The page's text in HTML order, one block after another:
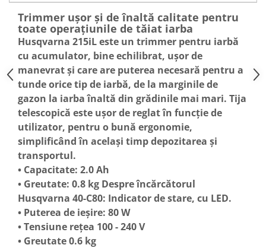
Rulmenti
Tobe esapament
Volanta
Trimmer ușor și de înaltă calitate pentru
toate operațiunile de tăiat iarba
Husqvarna 215iL este un trimmer pentru iarbă
cu acumulator, bine echilibrat, ușor de
manevrat și care are puterea necesară pentru a
tunde orice tip de iarbă, de la marginile de
gazon la iarba înaltă din grădinile mai mari. Tija
telescopică este ușor de reglat în funcție de
utilizator, pentru o bună ergonomie,
simplificând în același timp depozitarea și
transportul.
• Capacitate: 2.0 Ah
• Greutate: 0.8 kg Despre încărcătorul
Husqvarna 40-C80: Indicator de stare, cu LED.
• Puterea de ieșire: 80 W
• Tensiune rețea 100 - 240 V
• Greutate 0.6 kg